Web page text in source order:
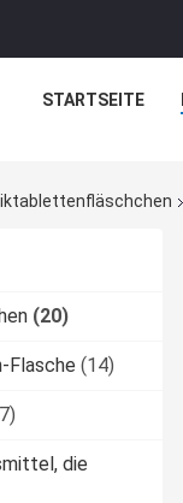
STARTSEITE
(20)
Flasche (14)
die